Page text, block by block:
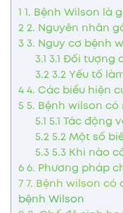
1 1. Bệnh Wilson là
22. Nguyên nhân
33. Nguy cơ bệnh
3.1 3.1 Đối tượng
3.23.2 Yếu tố
44. Các biểu hiện
55. Bệnh wilson
5.1 5.1 Tác động
5.25.2 Một số
5.35.3 Khi nào
66. Phương pháp
77. Bệnh wilson
bệnh Wilson